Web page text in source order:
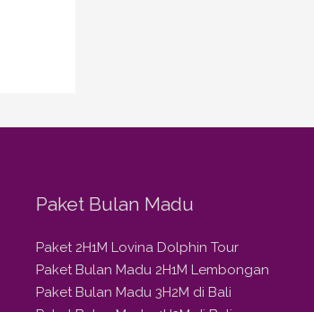
Paket Bulan Madu
Paket 2H1M Lovina Dolphin Tour
Paket Bulan Madu 2H1M Lembongan
Paket Bulan Madu 3H2M di Bali